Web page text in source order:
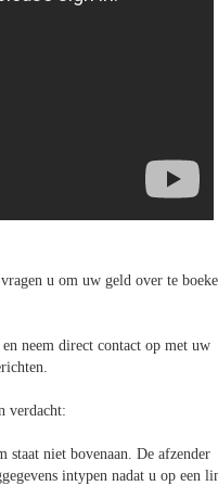
u om uw geld over te
neem direct contact op met uw
verdacht:
staat niet bovenaan. De afzender
intypen nadat u op een